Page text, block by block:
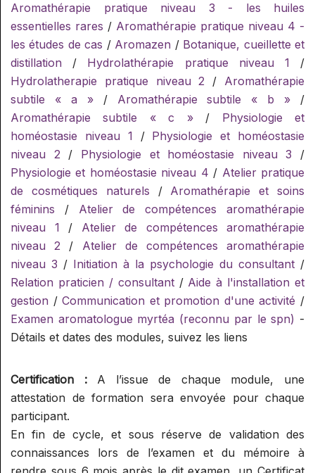
Aromathérapie pratique niveau 3 - les huiles
essentielles rares / Aromathérapie pratique niveau 4 -
les études de cas / Aromazen / Botanique, cueillette et
distillation / Hydrolathérapie pratique niveau 1 /
Hydrolatherapie pratique niveau 2 / Aromathérapie
subtile « a »/ Aromathérapie subtile « b » /
Aromathérapie subtile « c »/ Physiologie et
homéostasie niveau 1 / Physiologie et homéostasie
niveau 2 / Physiologie et homéostasie niveau 3 /
Physiologie et homéostasie niveau 4 / Atelier pratique
de cosmétiques naturels / Aromathérapie et soins
féminins / Atelier de compétences aromathérapie
niveau 1 / Atelier de compétences aromathérapie
niveau 2 / Atelier de compétences aromathérapie
niveau 3 / Initiation à la psychologie du consultant /
Relation praticien / consultant/ Aide à l'installation et
gestion /Communication et promotion d'une activité /
Examen aromatologue myrtéa (reconnu par le spn) -
Détails et dates des modules, suivez les liens
Certification : A l’issue de chaque module, une
attestation de formation sera envoyée pour chaque
participant.
En fin de cycle, et sous réserve de validation des
connaissances lors de l’examen et du mémoire à